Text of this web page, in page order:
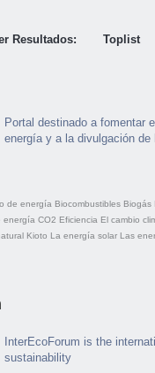
Resultados: Toplist
Portal destinado a fomentar
energía y a la divulgación
de energía Biocombustibles Biogás
energía CO2 Eficiencia El cambio
Kioto La energía solar Las
InterEcoForum is the
sustainability